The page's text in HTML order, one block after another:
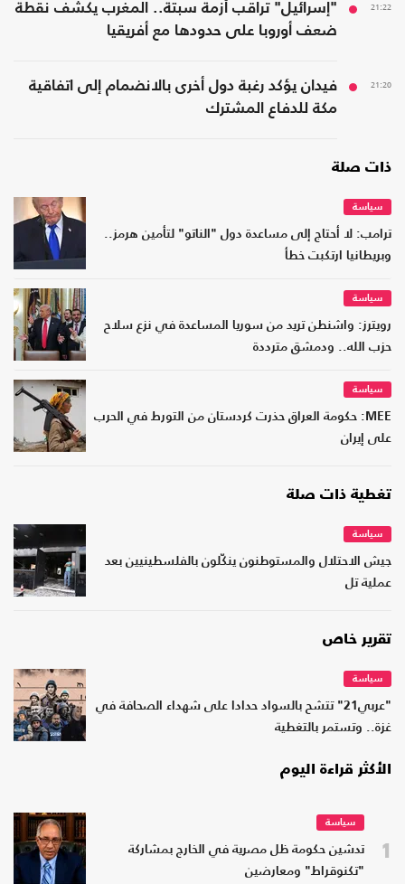
21:22
"إسرائيل" تراقب أزمة سبتة.. المغرب يكشف نقطة
ضعف أوروبا على حدودها مع أفريقيا
21:20
فيدان يؤكد رغبة دول أخرى بالانضمام إلى اتفاقية
مكة للدفاع المشترك
ذات صلة
سياسة
ترامب: لا أحتاج إلى مساعدة دول "الناتو" لتأمين هرمز..
وبريطانيا ارتكبت خطأ
سياسة
رويترز: واشنطن تريد من سوريا المساعدة في نزع سلاح
حزب الله.. ودمشق مترددة
سياسة
MEE: حكومة العراق حذرت كردستان من التورط في الحرب
على إيران
تغطية ذات صلة
سياسة
جيش الاحتلال والمستوطنون ينكّلون بالفلسطينيين بعد
عملية تل
تقرير خاص
سياسة
"عربي21" تتشح بالسواد حدادا على شهداء الصحافة في
غزة.. وتستمر بالتغطية
الأكثر قراءة اليوم
1
سياسة
تدشين حكومة ظل مصرية في الخارج بمشاركة
"تكنوقراط" ومعارضين